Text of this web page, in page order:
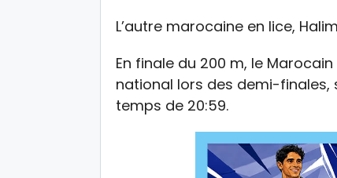
L’autre marocaine en lice,
En finale du 200 m, le
national lors des demi-finales,
temps de 20:59.